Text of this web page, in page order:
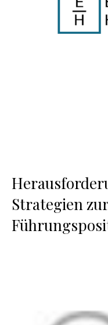
Strategien